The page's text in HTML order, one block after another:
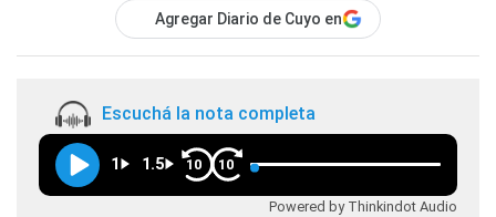
Agregar Diario de Cuyo en
Escuchá la nota completa
1 1.5 10 10
Powered by Thinkindot Audio